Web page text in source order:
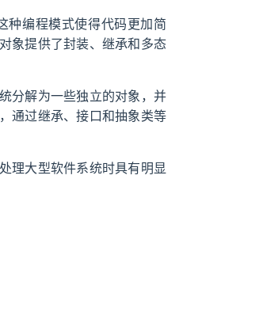
种编程模式使得代码更加简
象提供了封装、继承和多态
分解为一些独立的对象，并
通过继承、接口和抽象类等
理大型软件系统时具有明显